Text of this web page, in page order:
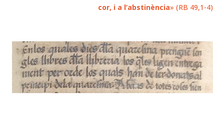
cor, i a l’abstinència» (RB 49,1-4)